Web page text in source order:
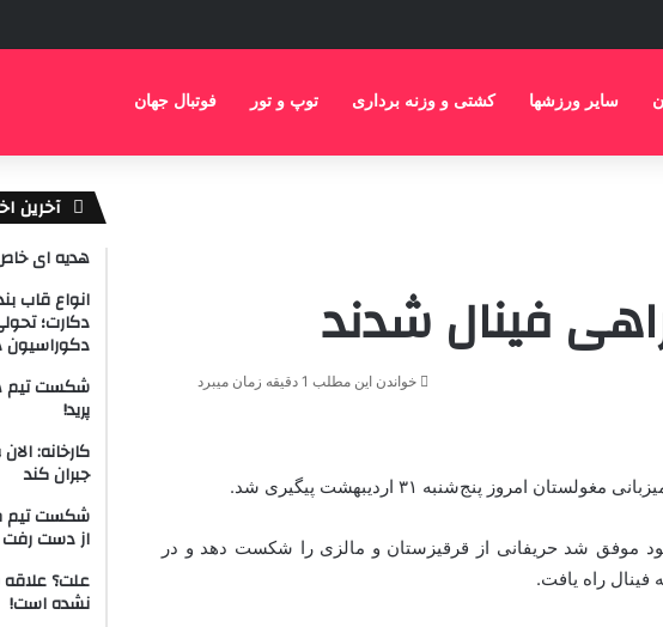
سایر ورزشها کشتی و وزنه برداری توپ و تور فوتبال جهان
فینال شدند
خواندن این مطلب 1 دقیقه زمان میبرد
امروز پنج‌شنبه ۳۱ اردیبهشت پیگیری شد.
نخست خود موفق شد حریفانی از قرقیزستان و مالزی را شکست دهد و در
فینال راه یافت.
آخرین
هدیه ای
انواع قاب
دکارت؛
دکوراسیون
شکست تیم
پرید!
کارخانه:
جبران کند
شکست تیم
از دست رفت
علت؟ علاقه
نشده است!